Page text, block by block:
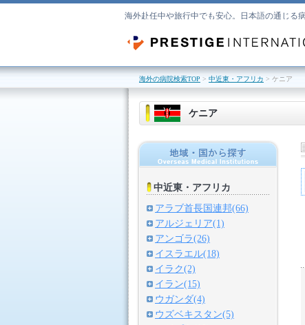
海外赴任中や旅行中でも安心。日本語の通じる
海外の病院検索TOP>中近東・アフリカ> ケニア
ケニア
中近東・アフリカ
アラブ首長国連邦(66)
アルジェリア(1)
アンゴラ(26)
イスラエル(18)
イラク(2)
イラン(15)
ウガンダ(4)
ウズベキスタン(5)